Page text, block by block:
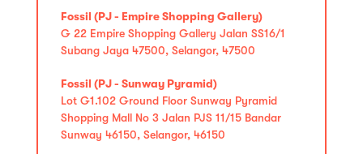
Fossil (PJ - Empire Shopping Gallery)
G 22 Empire Shopping Gallery Jalan SS16/1
Subang Jaya 47500, Selangor, 47500
Fossil (PJ - Sunway Pyramid)
Lot G1.102 Ground Floor Sunway Pyramid
Shopping Mall No 3 Jalan PJS 11/15 Bandar
Sunway 46150, Selangor, 46150